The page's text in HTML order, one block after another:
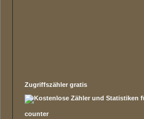
Zugriffszähler gratis
counter